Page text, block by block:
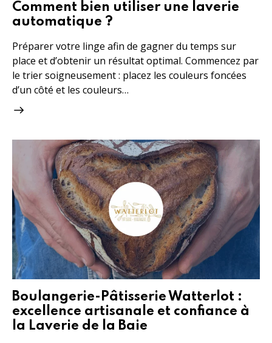
Comment bien utiliser une laverie
automatique ?
Préparer votre linge afin de gagner du temps sur
place et d’obtenir un résultat optimal. Commencez par
le trier soigneusement : placez les couleurs foncées
d’un côté et les couleurs…
Boulangerie-Pâtisserie Watterlot :
excellence artisanale et confiance à
la Laverie de la Baie